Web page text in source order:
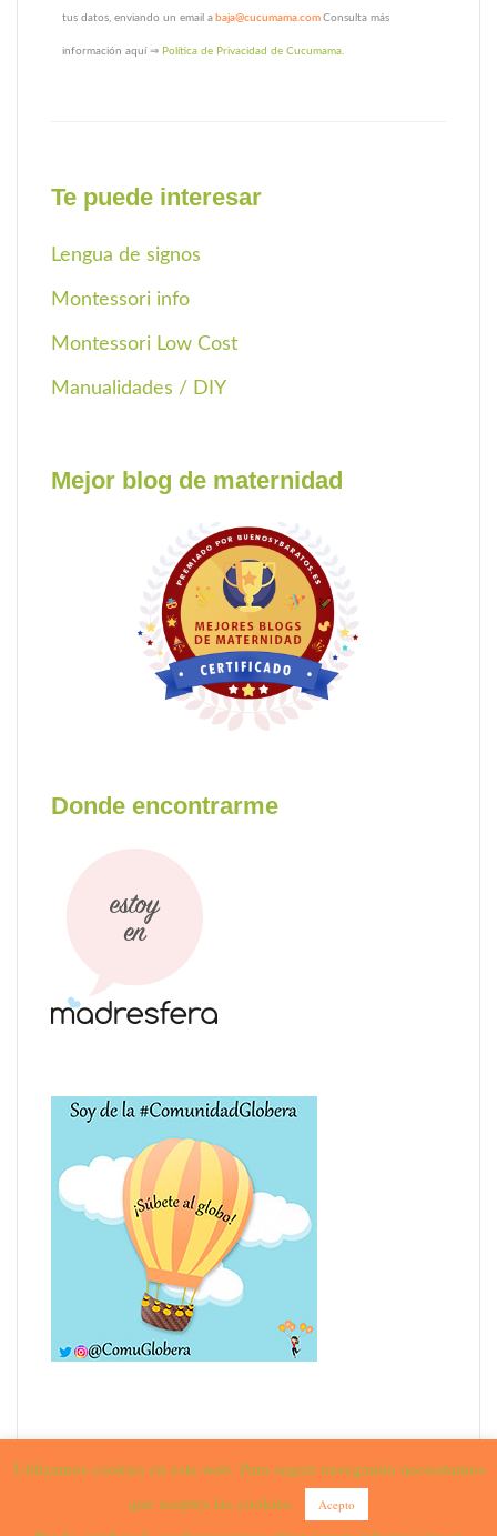
tus datos, enviando un email a baja@cucumama.com Consulta más
información aquí ⇒ Política de Privacidad de Cucumama.
Te puede interesar
Lengua de signos
Montessori info
Montessori Low Cost
Manualidades / DIY
Mejor blog de maternidad
Donde encontrarme
Funciona gracias a WordPress Tema:Sydney
Utilizamos cookies en esta web. Para seguir navegando necesitamos
que aceptes las cookies.
Acepto